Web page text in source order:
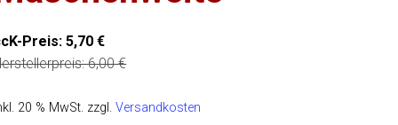
Preis:5,70€
6,00€
20 % MwSt. zzgl.Versandkosten